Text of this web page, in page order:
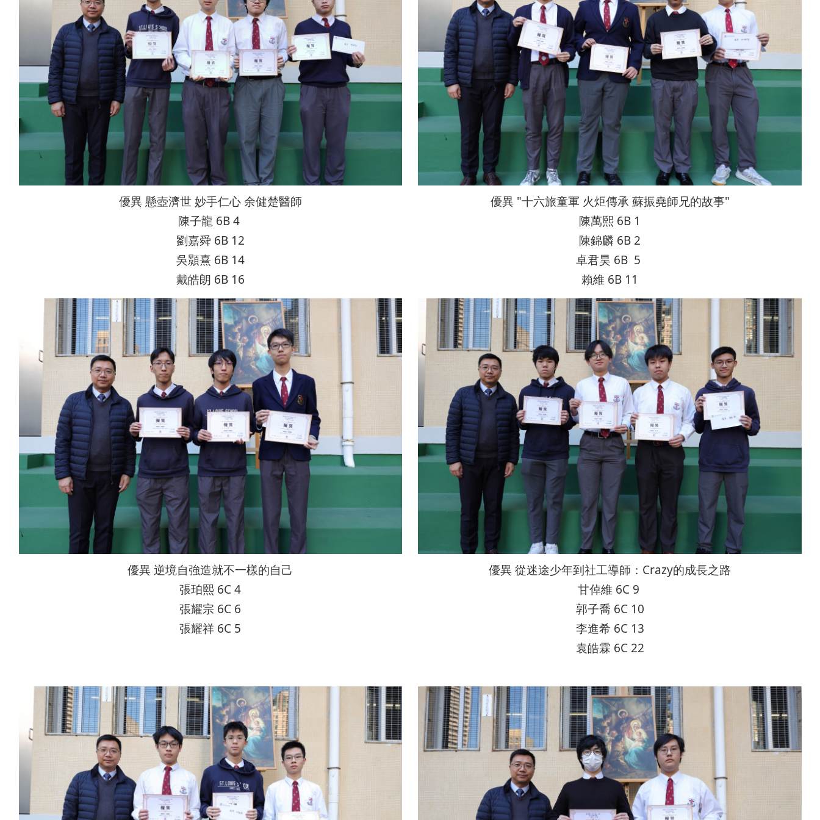
優異 懸壺濟世 妙手仁心 余健楚醫師
陳子龍 6B 4
劉嘉舜 6B 12
吳顥熹 6B 14
戴皓朗 6B 16
優異 "十六旅童軍 火炬傳承 蘇振堯師兄的故事"
陳萬熙 6B 1
陳錦麟 6B 2
卓君昊 6B 5
賴維 6B 11
優異 逆境自強造就不一樣的自己
張珀熙 6C 4
張耀宗 6C 6
張耀祥 6C 5
優異 從迷途少年到社工導師：Crazy的成長之路
甘倬維 6C 9
郭子喬 6C 10
李進希 6C 13
袁皓霖 6C 22